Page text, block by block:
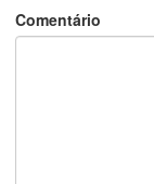
Comentário